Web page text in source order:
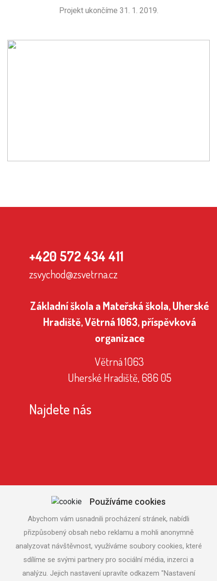
Projekt ukončíme 31. 1. 2019.
+420 572 434 411
zsvychod@zsvetrna.cz
Základní škola a Mateřská škola, Uherské
Hradiště, Větrná 1063, příspěvková
organizace
Větrná 1063
Uherské Hradiště, 686 05
Najdete nás
Používáme cookies
Abychom vám usnadnili procházení stránek, nabídli
přizpůsobený obsah nebo reklamu a mohli anonymně
analyzovat návštěvnost, využíváme soubory cookies, které
sdílíme se svými partnery pro sociální média, inzerci a
analýzu. Jejich nastavení upravíte odkazem "Nastavení